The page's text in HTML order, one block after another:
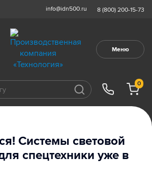
info@idn500.ru 8 (800) 200-15-73
Меню
0
Системы световой
спецтехники уже в